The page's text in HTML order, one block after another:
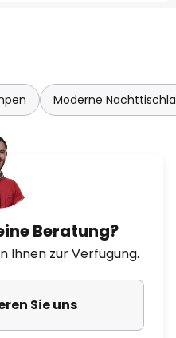
Moderne
Beratung?
Ihnen zur Verfügung.
Sie uns